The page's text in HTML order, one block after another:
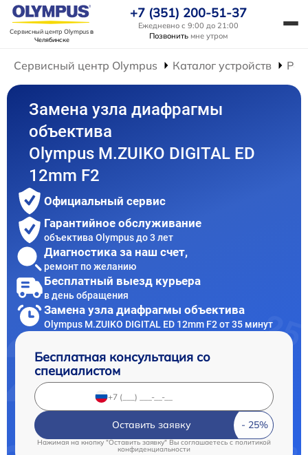
Сервисный центр Olympusв
Челябинске
+7 (351) 200-51-37
Ежедневно с 9:00 до 21:00
Позвонить мне утром
Сервисный центр Olympus Каталог устройств
Замена узла диафрагмы
объектива
Olympus M.ZUIKO DIGITAL ED
12mm F2
Официальный сервис
Гарантийное обслуживание
объектива Olympus до 3 лет
Диагностика за наш счет,
ремонт по желанию
Бесплатный выезд курьера
в день обращения
Замена узла диафрагмы объектива
Olympus M.ZUIKO DIGITAL ED 12mm F2 от 35 минут
Бесплатная консультация со
специалистом
Оставить заявку
Нажимая на кнопку "Оставить заявку" Вы соглашаетесь c политикой
конфиденциальности